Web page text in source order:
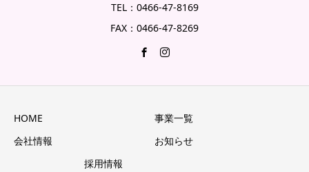
TEL：0466-47-8169
FAX：0466-47-8269
HOME
事業一覧
会社情報
お知らせ
採用情報